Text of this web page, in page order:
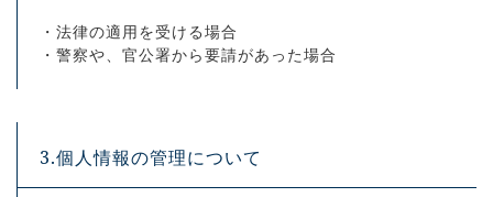
・法律の適用を受ける場合
・警察や、官公署から要請があった場合
3.個人情報の管理について